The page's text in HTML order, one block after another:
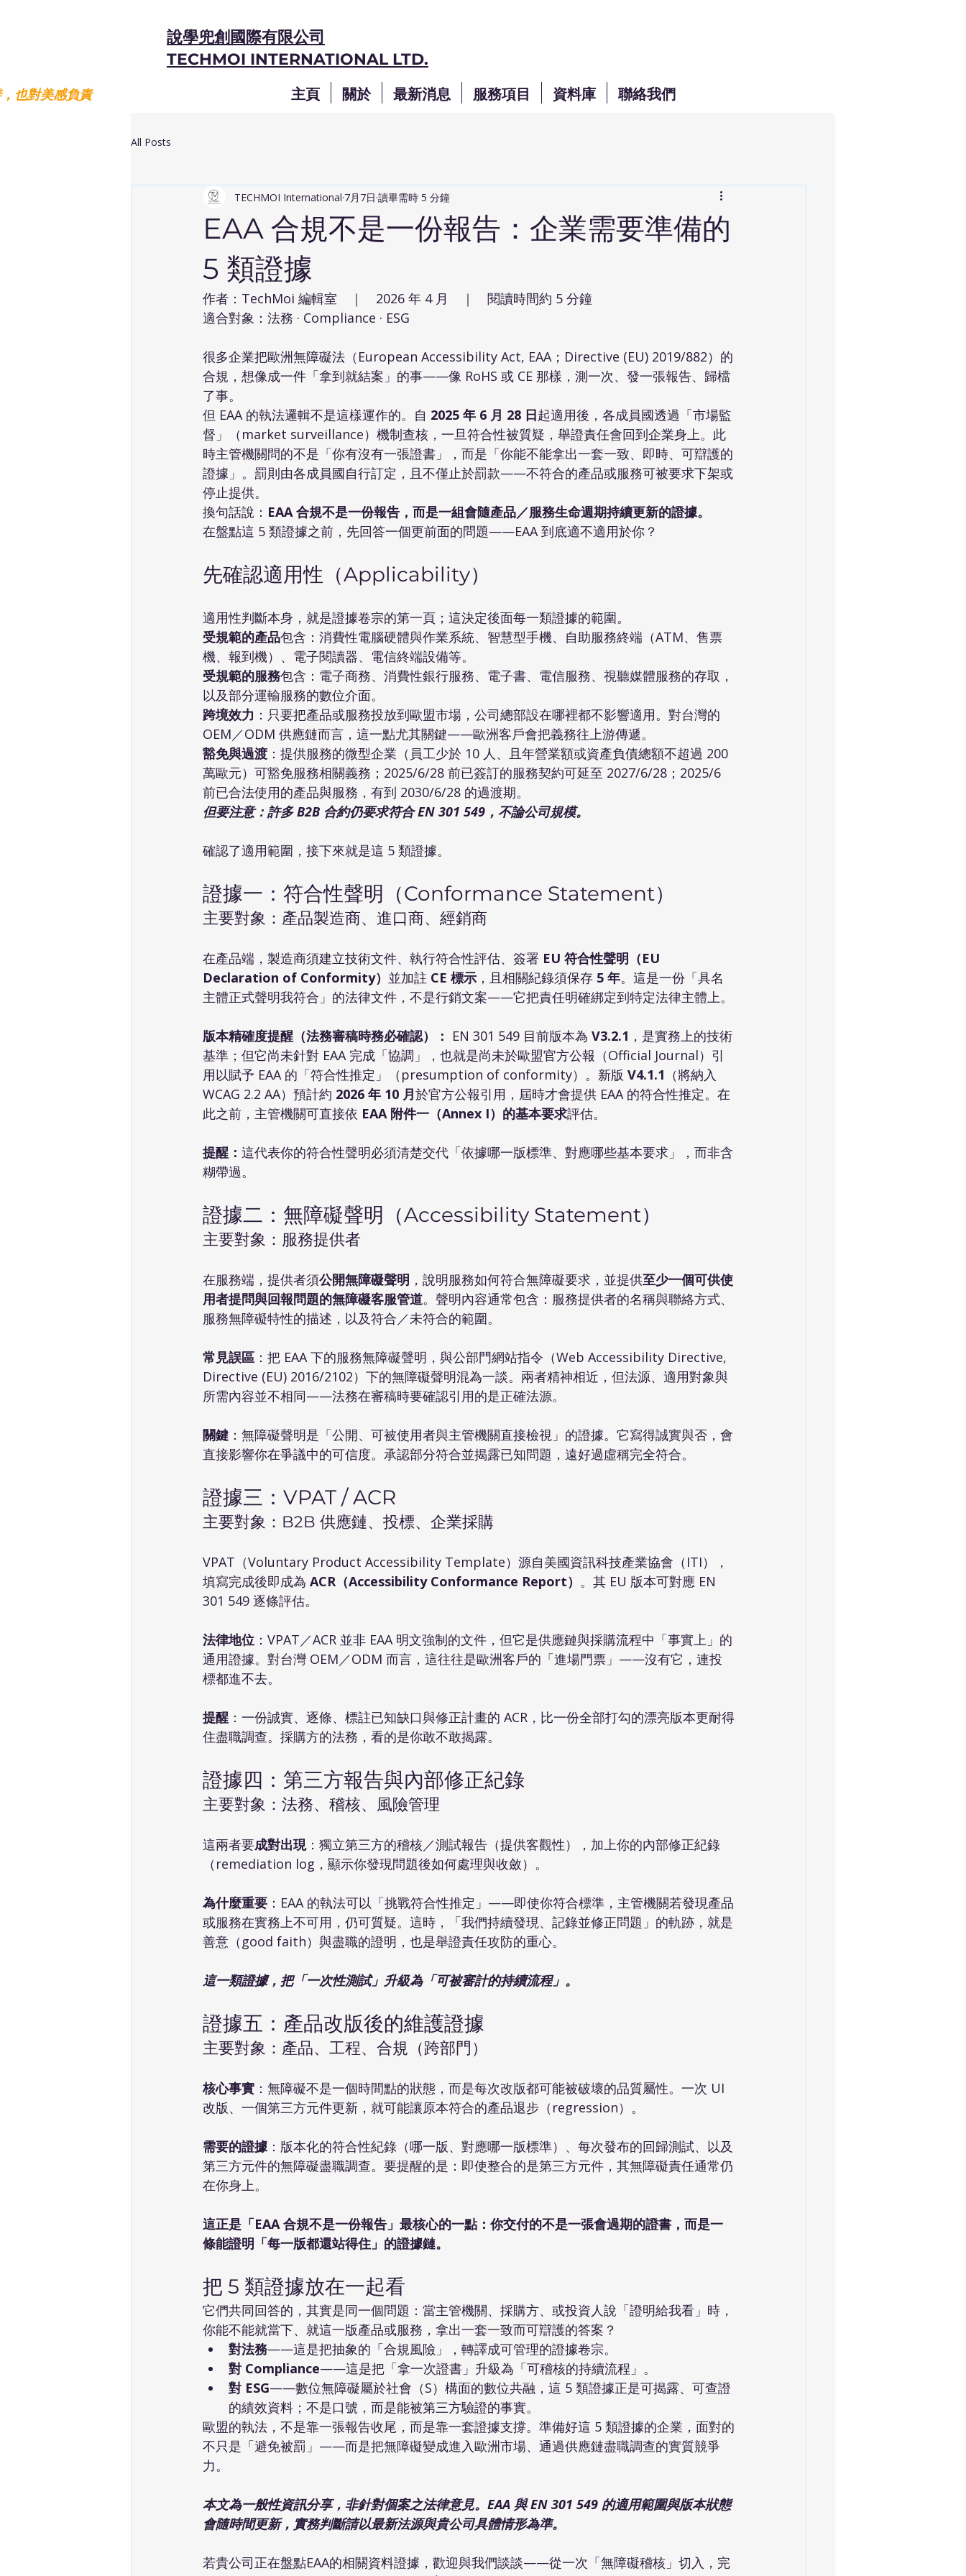
也對美感負責
說學兜創國際有限公司
TECHMOI INTERNATIONAL LTD.
主頁 關於 最新消息 服務項目 資料庫 聯絡我們
All Posts
EAA 合規不是一份報告：企業需要準備的
5 類證據
TECHMOI International 7月7日 讀畢需時 5 分鐘
作者：TechMoi 編輯室　｜　2026 年 4 月　｜　閱讀時間約 5 分鐘
適合對象：法務 · Compliance · ESG
很多企業把歐洲無障礙法（European Accessibility Act, EAA；Directive (EU) 2019/882）的
合規，想像成一件「拿到就結案」的事——像 RoHS 或 CE 那樣，測一次、發一張報告、歸檔
了事。
但 EAA 的執法邏輯不是這樣運作的。自 2025 年 6 月 28 日起適用後，各成員國透過「市場監
督」（market surveillance）機制查核，一旦符合性被質疑，舉證責任會回到企業身上。此
時主管機關問的不是「你有沒有一張證書」，而是「你能不能拿出一套一致、即時、可辯護的
證據」。罰則由各成員國自行訂定，且不僅止於罰款——不符合的產品或服務可被要求下架或
停止提供。
換句話說： EAA 合規不是一份報告，而是一組會隨產品／服務生命週期持續更新的證據。
在盤點這 5 類證據之前，先回答一個更前面的問題——EAA 到底適不適用於你？
先確認適用性（Applicability）
適用性判斷本身，就是證據卷宗的第一頁；這決定後面每一類證據的範圍。
受規範的產品包含：消費性電腦硬體與作業系統、智慧型手機、自助服務終端（ATM、售票
機、報到機）、電子閱讀器、電信終端設備等。
受規範的服務包含：電子商務、消費性銀行服務、電子書、電信服務、視聽媒體服務的存取，
以及部分運輸服務的數位介面。
跨境效力 ：只要把產品或服務投放到歐盟市場，公司總部設在哪裡都不影響適用。對台灣的
OEM／ODM 供應鏈而言，這一點尤其關鍵——歐洲客戶會把義務往上游傳遞。
豁免與過渡 ：提供服務的微型企業（員工少於 10 人、且年營業額或資產負債總額不超過 200
萬歐元）可豁免服務相關義務；2025/6/28 前已簽訂的服務契約可延至 2027/6/28；2025/6
前已合法使用的產品與服務，有到 2030/6/28 的過渡期。
但要注意：許多 B2B 合約仍要求符合 EN 301 549，不論公司規模。
確認了適用範圍，接下來就是這 5 類證據。
證據一：符合性聲明（Conformance Statement）
主要對象：產品製造商、進口商、經銷商
在產品端，製造商須建立技術文件、執行符合性評估、簽署 EU 符合性聲明（EU
Declaration of Conformity） 並加註 CE 標示 ，且相關紀錄須保存 5 年。這是一份「具名
主體正式聲明我符合」的法律文件，不是行銷文案——它把責任明確綁定到特定法律主體上。
版本精確度提醒（法務審稿時務必確認）： EN 301 549 目前版本為 V3.2.1 ，是實務上的技術
基準；但它尚未針對 EAA 完成「協調」，也就是尚未於歐盟官方公報（Official Journal）引
用以賦予 EAA 的「符合性推定」（presumption of conformity）。新版 V4.1.1 （將納入
WCAG 2.2 AA）預計約 2026 年 10 月於官方公報引用，屆時才會提供 EAA 的符合性推定。在
此之前，主管機關可直接依 EAA 附件一（Annex I）的基本要求評估。
提醒： 這代表你的符合性聲明必須清楚交代「依據哪一版標準、對應哪些基本要求」，而非含
糊帶過。
證據二：無障礙聲明（Accessibility Statement）
主要對象：服務提供者
在服務端，提供者須公開無障礙聲明 ，說明服務如何符合無障礙要求，並提供至少一個可供使
用者提問與回報問題的無障礙客服管道。聲明內容通常包含：服務提供者的名稱與聯絡方式、
服務無障礙特性的描述，以及符合／未符合的範圍。
常見誤區 ：把 EAA 下的服務無障礙聲明，與公部門網站指令（Web Accessibility Directive,
Directive (EU) 2016/2102）下的無障礙聲明混為一談。兩者精神相近，但法源、適用對象與
所需內容並不相同——法務在審稿時要確認引用的是正確法源。
關鍵 ：無障礙聲明是「公開、可被使用者與主管機關直接檢視」的證據。它寫得誠實與否，會
直接影響你在爭議中的可信度。承認部分符合並揭露已知問題，遠好過虛稱完全符合。
證據三：VPAT / ACR
主要對象：B2B 供應鏈、投標、企業採購
VPAT（Voluntary Product Accessibility Template）源自美國資訊科技產業協會（ITI），
填寫完成後即成為 ACR（Accessibility Conformance Report） 。其 EU 版本可對應 EN
301 549 逐條評估。
法律地位 ：VPAT／ACR 並非 EAA 明文強制的文件，但它是供應鏈與採購流程中「事實上」的
通用證據。對台灣 OEM／ODM 而言，這往往是歐洲客戶的「進場門票」——沒有它，連投
標都進不去。
提醒 ：一份誠實、逐條、標註已知缺口與修正計畫的 ACR，比一份全部打勾的漂亮版本更耐得
住盡職調查。採購方的法務，看的是你敢不敢揭露。
證據四：第三方報告與內部修正紀錄
主要對象：法務、稽核、風險管理
這兩者要成對出現：獨立第三方的稽核／測試報告（提供客觀性），加上你的內部修正紀錄
（remediation log，顯示你發現問題後如何處理與收斂）。
為什麼重要 ：EAA 的執法可以「挑戰符合性推定」——即使你符合標準，主管機關若發現產品
或服務在實務上不可用，仍可質疑。這時，「我們持續發現、記錄並修正問題」的軌跡，就是
善意（good faith）與盡職的證明，也是舉證責任攻防的重心。
這一類證據，把「一次性測試」升級為「可被審計的持續流程」。
證據五：產品改版後的維護證據
主要對象：產品、工程、合規（跨部門）
核心事實 ：無障礙不是一個時間點的狀態，而是每次改版都可能被破壞的品質屬性。一次 UI
改版、一個第三方元件更新，就可能讓原本符合的產品退步（regression）。
需要的證據：版本化的符合性紀錄（哪一版、對應哪一版標準）、每次發布的回歸測試、以及
第三方元件的無障礙盡職調查。要提醒的是：即使整合的是第三方元件，其無障礙責任通常仍
在你身上。
這正是「EAA 合規不是一份報告」最核心的一點：你交付的不是一張會過期的證書，而是一
條能證明「每一版都還站得住」的證據鏈。
把 5 類證據放在一起看
它們共同回答的，其實是同一個問題：當主管機關、採購方、或投資人說「證明給我看」時，
你能不能就當下、就這一版產品或服務，拿出一套一致而可辯護的答案？
對法務——這是把抽象的「合規風險」，轉譯成可管理的證據卷宗。
對 Compliance——這是把「拿一次證書」升級為「可稽核的持續流程」。
對 ESG——數位無障礙屬於社會（S）構面的數位共融，這 5 類證據正是可揭露、可查證
的績效資料；不是口號，而是能被第三方驗證的事實。
歐盟的執法，不是靠一張報告收尾，而是靠一套證據支撐。準備好這 5 類證據的企業，面對的
不只是「避免被罰」——而是把無障礙變成進入歐洲市場、通過供應鏈盡職調查的實質競爭
力。
本文為一般性資訊分享，非針對個案之法律意見。EAA 與 EN 301 549 的適用範圍與版本狀態
會隨時間更新，實務判斷請以最新法源與貴公司具體情形為準。
若貴公司正在盤點EAA的相關資料證據，歡迎與我們談談——從一次「無障礙稽核」切入，完